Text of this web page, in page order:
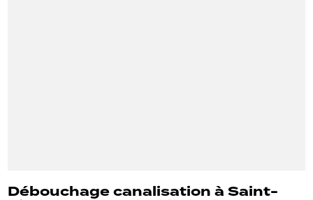
Débouchage canalisation à Saint-